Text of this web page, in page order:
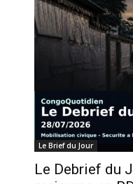
Le Brief du Jour
Le Debrief du